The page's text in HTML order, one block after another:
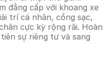
đẳng cấp với khoang xe
trí cá nhân, cổng sạc,
cực kỳ rộng rãi. Hoàn
sự riêng tư và sang